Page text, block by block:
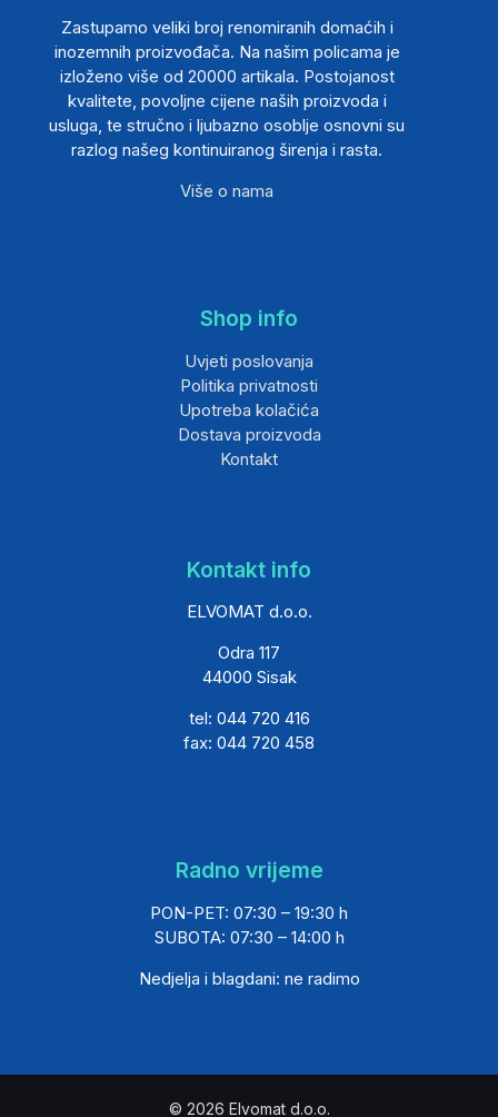
Zastupamo veliki broj renomiranih domaćih i
inozemnih proizvođača. Na našim policama je
izloženo više od 20000 artikala. Postojanost
kvalitete, povoljne cijene naših proizvoda i
usluga, te stručno i ljubazno osoblje osnovni su
razlog našeg kontinuiranog širenja i rasta.
Više o nama
Shop info
Uvjeti poslovanja
Politika privatnosti
Upotreba kolačića
Dostava proizvoda
Kontakt
Kontakt info
ELVOMAT d.o.o.
Odra 117
44000 Sisak
tel: 044 720 416
fax: 044 720 458
Radno vrijeme
PON-PET: 07:30 – 19:30 h
SUBOTA: 07:30 – 14:00 h
Nedjelja i blagdani: ne radimo
© 2026 Elvomat d.o.o.